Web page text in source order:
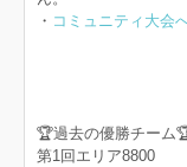
・ コミュニティ大会
🏆過去の優勝チーム
第1回エリア8800